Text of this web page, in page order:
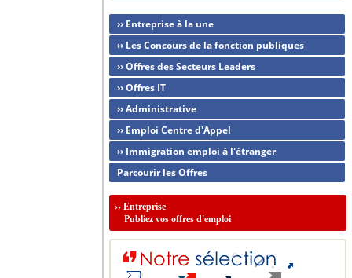
›› Entreprise à la une
›› Les Concours de la fonction publiques
›› Offres des Secteurs Leaders
›› Offres IT
›› Administrative
›› Emploi Centre d'Appel
›› Immigration emploi à l'étranger
Parcourir les Offres
›› Entreprise
Publiez vos offres d'emploi